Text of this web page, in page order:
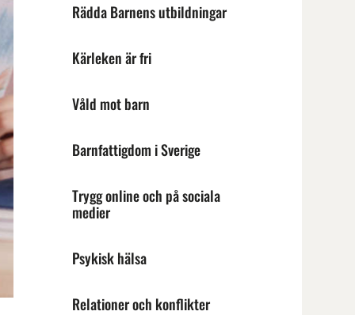
Rädda Barnens utbildningar
Kärleken är fri
Våld mot barn
Barnfattigdom i Sverige
Trygg online och på sociala
medier
Psykisk hälsa
Relationer och konflikter